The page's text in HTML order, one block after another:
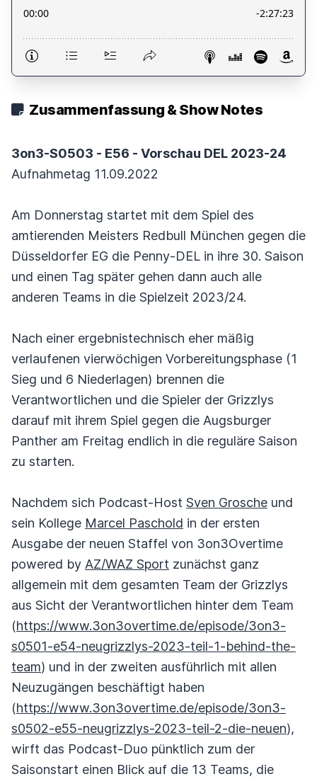
Zusammenfassung & Show Notes
3on3-S0503 - E56 - Vorschau DEL 2023-24
Aufnahmetag 11.09.2022
Am Donnerstag startet mit dem Spiel des
amtierenden Meisters Redbull München gegen die
Düsseldorfer EG die Penny-DEL in ihre 30. Saison
und einen Tag später gehen dann auch alle
anderen Teams in die Spielzeit 2023/24.
Nach einer ergebnistechnisch eher mäßig
verlaufenen vierwöchigen Vorbereitungsphase (1
Sieg und 6 Niederlagen) brennen die
Verantwortlichen und die Spieler der Grizzlys
darauf mit ihrem Spiel gegen die Augsburger
Panther am Freitag endlich in die reguläre Saison
zu starten.
Nachdem sich Podcast-Host Sven Grosche und
sein Kollege Marcel Paschold in der ersten
Ausgabe der neuen Staffel von 3on3Overtime
powered by AZ/WAZ Sport zunächst ganz
allgemein mit dem gesamten Team der Grizzlys
aus Sicht der Verantwortlichen hinter dem Team
(https://www.3on3overtime.de/episode/3on3-
s0501-e54-neugrizzlys-2023-teil-1-behind-the-
team) und in der zweiten ausführlich mit allen
Neuzugängen beschäftigt haben
(https://www.3on3overtime.de/episode/3on3-
s0502-e55-neugrizzlys-2023-teil-2-die-neuen),
wirft das Podcast-Duo pünktlich zum der
Saisonstart einen Blick auf die 13 Teams, die